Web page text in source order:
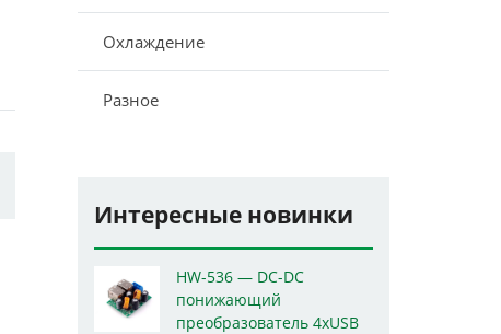
Охлаждение
Разное
Интересные новинки
HW-536 — DC-DC
понижающий
преобразователь 4xUSB